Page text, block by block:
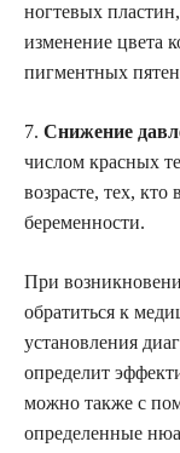
ногтевых
изменение цвета
пигментных
7. Снижение
числом красных
возрасте, тех,
беременности.
При
обратиться к
установления
определит
можно также с
определенные